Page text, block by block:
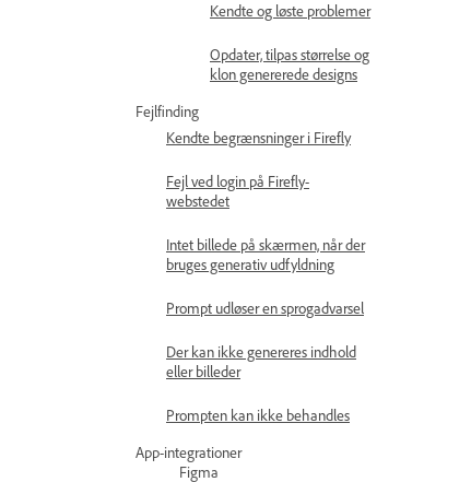
Kendte og løste problemer
Opdater, tilpas størrelse og
klon genererede designs
Fejlfinding
Kendte begrænsninger i Firefly
Fejl ved login på Firefly-
webstedet
Intet billede på skærmen, når der
bruges generativ udfyldning
Prompt udløser en sprogadvarsel
Der kan ikke genereres indhold
eller billeder
Prompten kan ikke behandles
App-integrationer
Figma